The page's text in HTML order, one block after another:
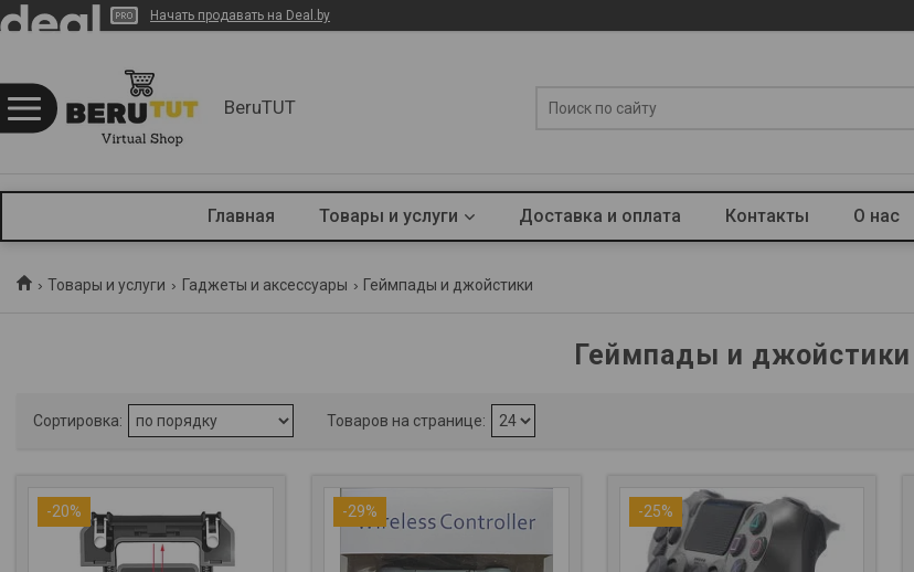
Начать продавать на Deal.by
BeruTUT
Главная Товары и услуги Доставка и оплата Контакты О нас
Товары и услуги Гаджеты и аксессуары Геймпады и джойстики
Геймпады и джойстики
-20% -29% -25%